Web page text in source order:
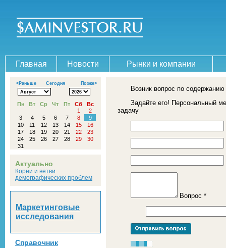
Главная Новости Рынки и компании
<Раньше Сегодня Позже>
Пн Вт Ср Чт Пт Сб
Вс
1
2
3
4 5 6 7 8
9
10
11 12 13 14 15
16
17
18 19 20 21 22
23
24
25 26 27 28 29
30
31
Актуально
Корни и ветви
демографических проблем
Маркетинговые
исследования
Справочник
Возник вопрос по содержанию
Задайте его! Персональный
задачу
Вопрос *